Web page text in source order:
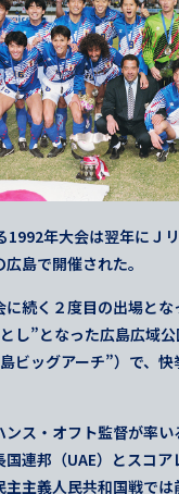
1992年大会は翌年にＪ
島で開催された。
に続く２度目の出場とな
し”となった広島広域
ビッグアーチ”）で、
ンス・オフト監督が率い
連邦（UAE）とスコア
主主義人民共和国戦では